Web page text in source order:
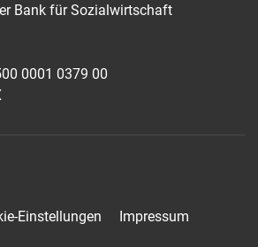
Bank für Sozialwirtschaft
0001 0379 00
Einstellungen Impressum